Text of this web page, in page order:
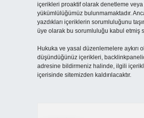
içerikleri proaktif olarak denetleme veya
yükümlülüğümüz bulunmamaktadır.
yazdıkları içeriklerin sorumluluğunu
üye olarak bu sorumluluğu kabul etmiş
Hukuka ve yasal düzenlemelere aykırı
düşündüğünüz içerikleri,
adresine bildirmeniz halinde, ilgili
içerisinde sitemizden kaldırılacaktır.